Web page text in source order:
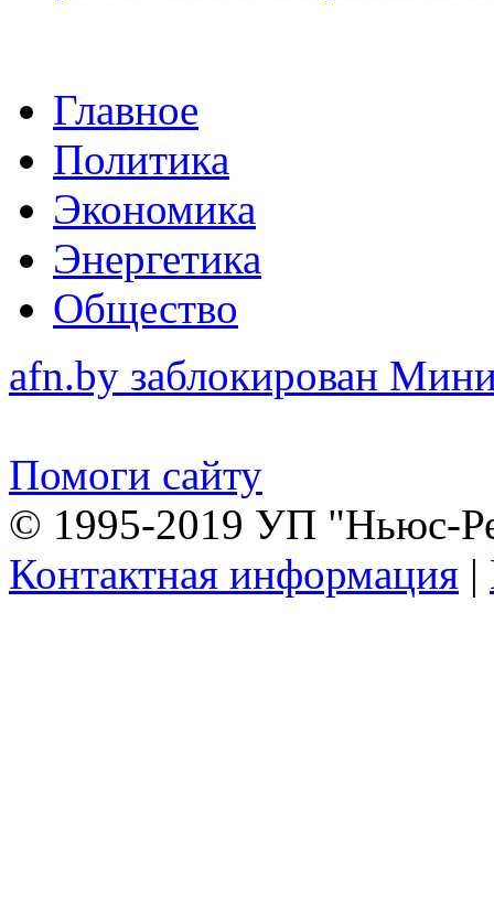
Главное
Политика
Экономика
Энергетика
Общество
afn.by заблокирован
Помоги сайту
© 1995-2019 УП "Ньюс-
Контактная информация |